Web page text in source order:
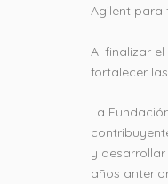
Agilent para
Al finalizar
fortalecer
La
y
años